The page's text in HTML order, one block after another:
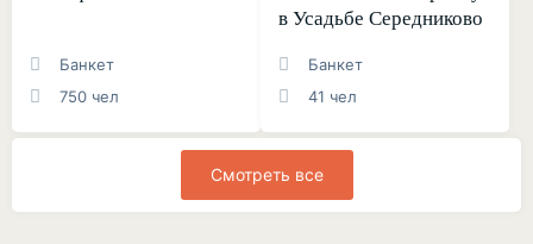
Банкет
750 чел
в Усадьбе Середниково
Банкет
41 чел
Смотреть все